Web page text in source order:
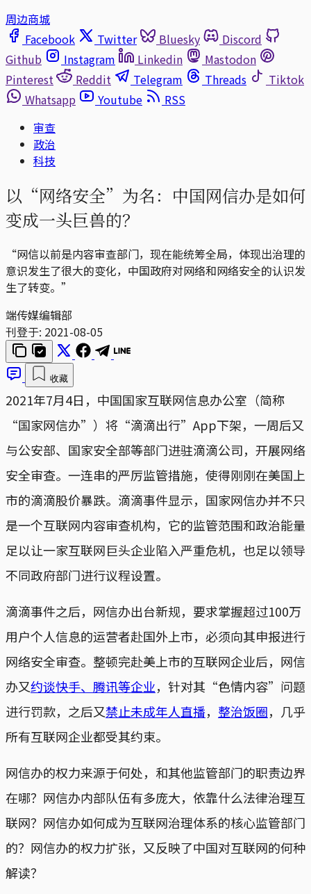
周边商城
Facebook
Twitter Bluesky
Discord
Github
Instagram Linkedin
Mastodon
Pinterest
Reddit Telegram Threads
Tiktok
Whatsapp
Youtube
RSS
审查
政治
科技
以“网络安全”为名：中国网信办是如何
变成一头巨兽的？
“网信以前是内容审查部门，现在能统筹全局，体现出治理的
意识发生了很大的变化，中国政府对网络和网络安全的认识发
生了转变。”
端传媒编辑部
刊登于: 2021-08-05
收藏
2021年7月4日，中国国家互联网信息办公室（简称
“国家网信办”）将“滴滴出行”App下架，一周后又
与公安部、国家安全部等部门进驻滴滴公司，开展网络
安全审查。一连串的严厉监管措施，使得刚刚在美国上
市的滴滴股价暴跌。滴滴事件显示，国家网信办并不只
是一个互联网内容审查机构，它的监管范围和政治能量
足以让一家互联网巨头企业陷入严重危机，也足以领导
不同政府部门进行议程设置。
滴滴事件之后，网信办出台新规，要求掌握超过100万
用户个人信息的运营者赴国外上市，必须向其申报进行
网络安全审查。整顿完赴美上市的互联网企业后，网信
办又约谈快手、腾讯等企业，针对其“色情内容”问题
进行罚款，之后又禁止未成年人直播， 整治饭圈，几乎
所有互联网企业都受其约束。
网信办的权力来源于何处，和其他监管部门的职责边界
在哪？网信办内部队伍有多庞大，依靠什么法律治理互
联网？网信办如何成为互联网治理体系的核心监管部门
的？网信办的权力扩张，又反映了中国对互联网的何种
解读？